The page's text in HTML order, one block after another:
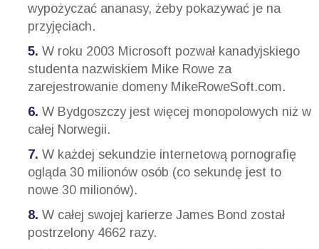
wypożyczać ananasy, żeby pokazywać je na
przyjęciach.
W roku 2003 Microsoft pozwał kanadyjskiego
studenta nazwiskiem Mike Rowe za
zarejestrowanie domeny MikeRoweSoft.com.
W Bydgoszczy jest więcej monopolowych niż w
całej Norwegii.
W każdej sekundzie internetową pornografię
ogląda 30 milionów osób (co sekundę jest to
nowe 30 milionów).
W całej swojej karierze James Bond został
postrzelony 4662 razy.